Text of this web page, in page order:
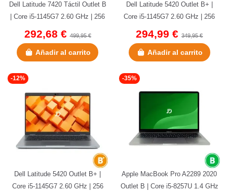
Dell Latitude 7420 Táctil Outlet B
| Core i5-1145G7 2.60 GHz | 256
GB NVMe | 16 GB DDR4...
292,68 €499,95 €
Añadir al carrito
Dell Latitude 5420 Outlet B+ |
Core i5-1145G7 2.60 GHz | 256
GB NVMe | 8 GB DDR4 | 14"...
294,99 €349,95 €
Añadir al carrito
-12%
Dell Latitude 5420 Outlet B+ |
Core i5-1145G7 2.60 GHz | 256
-35%
Apple MacBook Pro A2289 2020
Outlet B | Core i5-8257U 1.4 GHz